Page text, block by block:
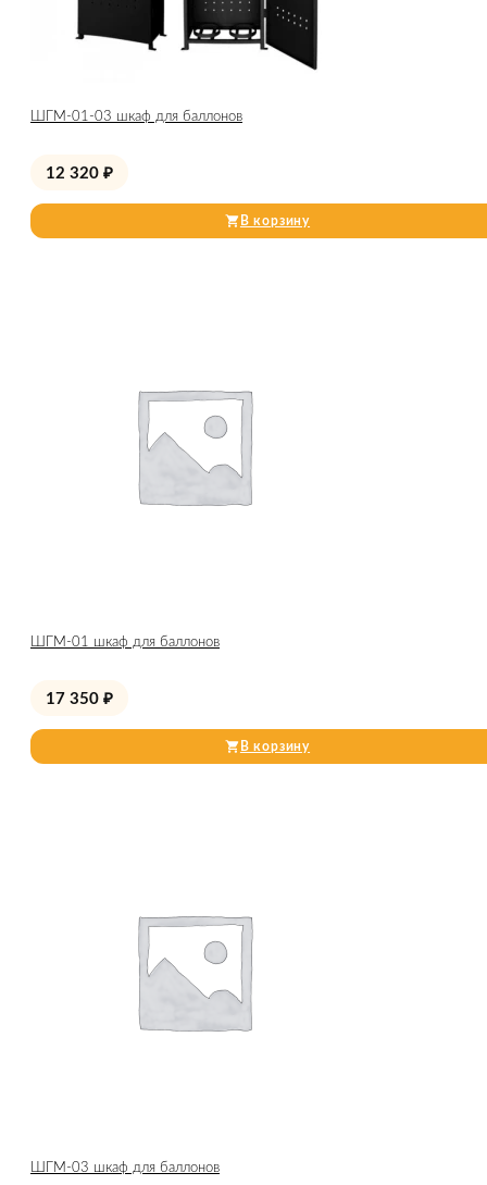
ШГМ-01-03 шкаф для баллонов
12 320 ₽
В корзину
ШГМ-01 шкаф для баллонов
17 350 ₽
В корзину
ШГМ-03 шкаф для баллонов